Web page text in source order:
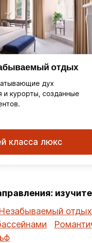
отдых
дух
и курорты, созданные
класса люкс
Незабываемый